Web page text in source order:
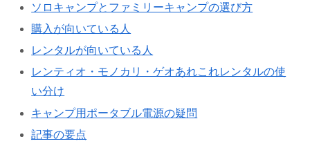
ソロキャンプとファミリーキャンプの選び方
購入が向いている人
レンタルが向いている人
レンティオ・モノカリ・ゲオあれこれレンタルの使
い分け
キャンプ用ポータブル電源の疑問
記事の要点